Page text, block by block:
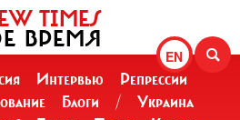
EN
TIMES
ВРЕМЯ
Интервью
Репрессии
Блоги /
Украина